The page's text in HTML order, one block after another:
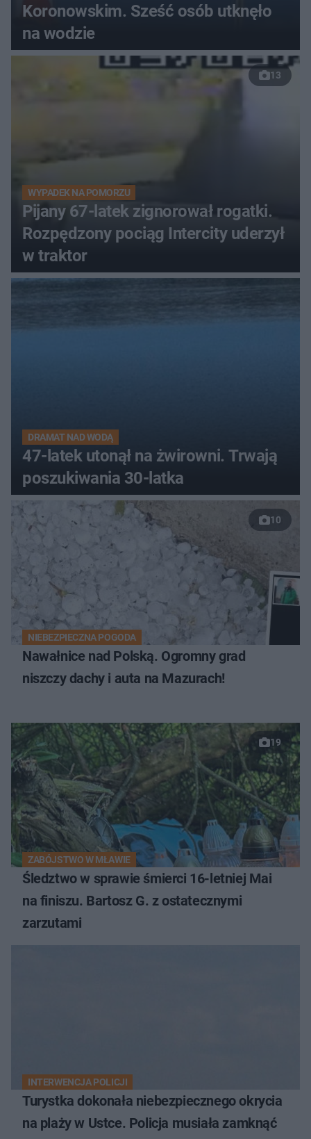
Koronowskim. Sześć osób utknęło
na wodzie
13
WYPADEK NA POMORZU
Pijany 67-latek zignorował rogatki.
Rozpędzony pociąg Intercity uderzył
w traktor
DRAMAT NAD WODĄ
47-latek utonął na żwirowni. Trwają
poszukiwania 30-latka
10
NIEBEZPIECZNA POGODA
Nawałnice nad Polską. Ogromny grad
niszczy dachy i auta na Mazurach!
19
ZABÓJSTWO W MŁAWIE
Śledztwo w sprawie śmierci 16-letniej Mai
na finiszu. Bartosz G. z ostatecznymi
zarzutami
INTERWENCJA POLICJI
Turystka dokonała niebezpiecznego okrycia
na plaży w Ustce. Policja musiała zamknąć